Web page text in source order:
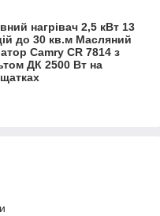
нагрівач 2,5 кВт 13
до 30 кв.м Масляний
Camry CR 7814 з
ДК 2500 Вт на